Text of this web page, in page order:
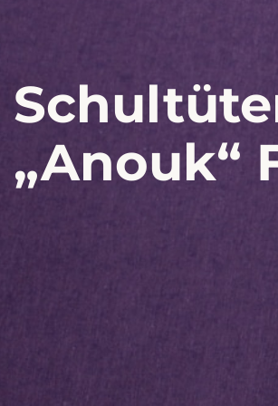
„Anouk“